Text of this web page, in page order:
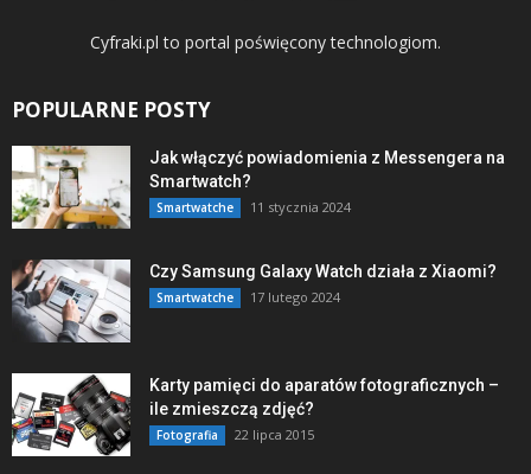
Cyfraki.pl to portal poświęcony technologiom.
POPULARNE POSTY
Jak włączyć powiadomienia z Messengera na
Smartwatch?
Smartwatche 11 stycznia 2024
Czy Samsung Galaxy Watch działa z Xiaomi?
Smartwatche 17 lutego 2024
Karty pamięci do aparatów fotograficznych –
ile zmieszczą zdjęć?
Fotografia 22 lipca 2015